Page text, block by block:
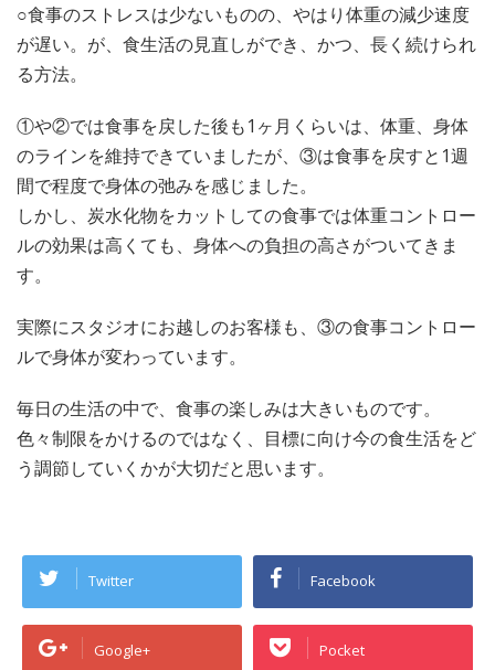
○食事のストレスは少ないものの、やはり体重の減少速度
が遅い。が、食生活の見直しができ、かつ、長く続けられ
る方法。
①や②では食事を戻した後も1ヶ月くらいは、体重、身体
のラインを維持できていましたが、③は食事を戻すと1週
間で程度で身体の弛みを感じました。
しかし、炭水化物をカットしての食事では体重コントロー
ルの効果は高くても、身体への負担の高さがついてきま
す。
実際にスタジオにお越しのお客様も、③の食事コントロー
ルで身体が変わっています。
毎日の生活の中で、食事の楽しみは大きいものです。
色々制限をかけるのではなく、目標に向け今の食生活をど
う調節していくかが大切だと思います。
Twitter Facebook
Google+ Pocket